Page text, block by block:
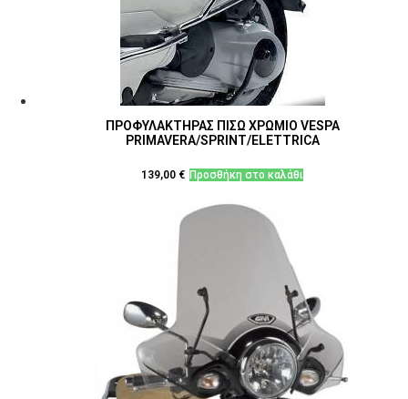
ΠΡΟΦΥΛΑΚΤΗΡΑΣ ΠΙΣΩ ΧΡΩΜΙΟ VESPA
PRIMAVERA/SPRINT/ELETTRICA
139,00 € Προσθήκη στο καλάθι